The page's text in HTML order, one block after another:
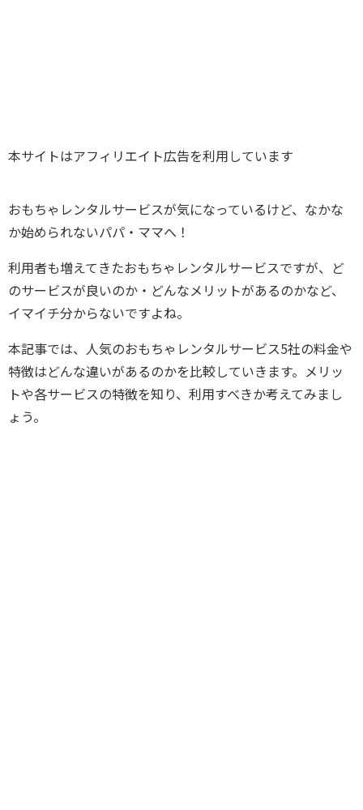
本サイトはアフィリエイト広告を利用しています
おもちゃレンタルサービスが気になっているけど、なかな
か始められないパパ・ママへ！
利用者も増えてきたおもちゃレンタルサービスですが、ど
のサービスが良いのか・どんなメリットがあるのかなど、
イマイチ分からないですよね。
本記事では、人気のおもちゃレンタルサービス5社の料金や
特徴はどんな違いがあるのかを比較していきます。メリッ
トや各サービスの特徴を知り、利用すべきか考えてみまし
ょう。